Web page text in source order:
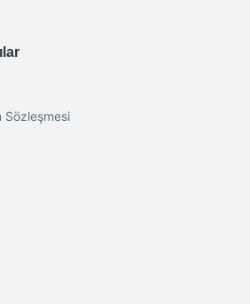
Sözleşmesi